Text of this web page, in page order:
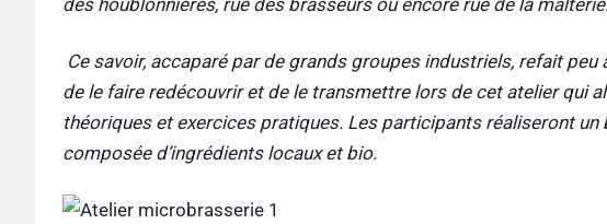
Ce savoir, accaparé par de grands groupes industriels, refait peu
de le faire redécouvrir et de le transmettre lors de cet atelier qui
théoriques et exercices pratiques. Les participants réaliseront un
composée d’ingrédients locaux et bio.